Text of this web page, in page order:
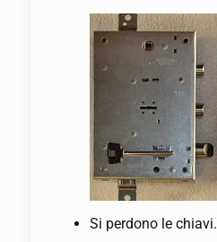
Si perdono le chiavi.